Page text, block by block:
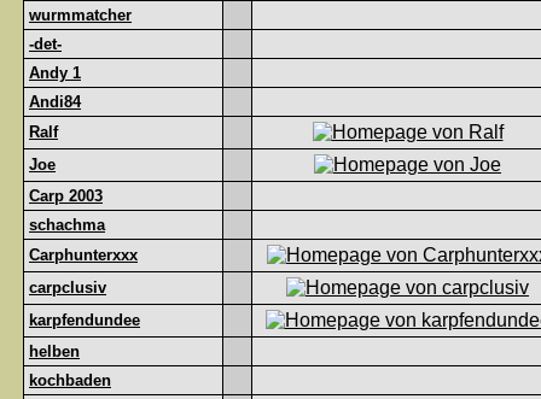
wurmmatcher
-det-
Andy 1
Andi84
Ralf
Joe
Carp 2003
schachma
Carphunterxxx
carpclusiv
karpfendundee
helben
kochbaden